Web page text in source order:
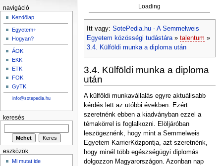
Loading
Itt vagy: SotePedia.hu - A Semmelweis
Egyetem közösségi tudástára» talentum »
3.4. Külföldi munka a diploma után
3.4. Külföldi munka a diploma
után
A külföldi munkavállalás egyre aktuálisabb
kérdés lett az utóbbi években. Ezért
szeretnénk ebben a kiadványban ezzel a
témakörrel is foglalkozni. Elöljáróban
leszögeznénk, hogy mint a Semmelweis
Egyetem KarrierKözpontja, azt szeretnénk,
hogy minél több egészségügyi diplomás
dolgozzon Magyarországon. Azonban nap
navigáció
Kezdőlap
Egyetem+
Hogyan?
ÁOK
EKK
ETK
FOK
GyTK
info@sotepedia.hu
keresés
eszközök
Mi mutat ide